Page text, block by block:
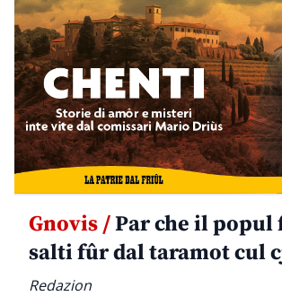
Gnovis /Par che il popul
salti fûr dal taramot cul
Redazion